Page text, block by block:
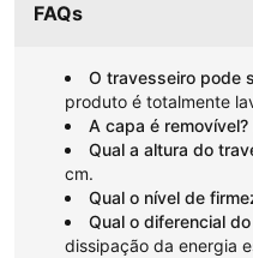
FAQs
O travesseiro pode
produto é totalmente
A capa é removível?
Qual a altura do
cm.
Qual o nível de
Qual o diferencial
dissipação da energia